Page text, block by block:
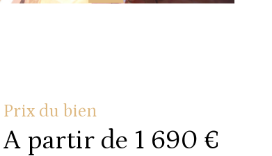
Prix du bien
A partir de 1 690 €